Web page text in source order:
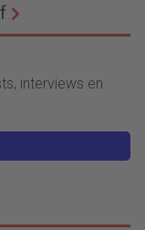
interviews en